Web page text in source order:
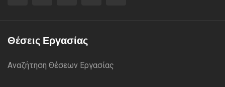
Θέσεις Εργασίας
Αναζήτηση Θέσεων Εργασίας